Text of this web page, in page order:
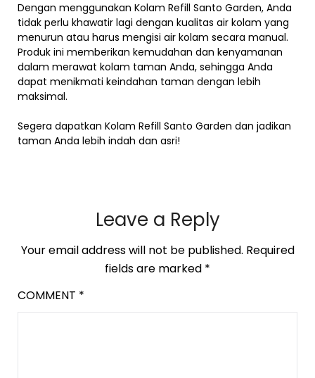
Dengan menggunakan Kolam Refill Santo Garden, Anda
tidak perlu khawatir lagi dengan kualitas air kolam yang
menurun atau harus mengisi air kolam secara manual.
Produk ini memberikan kemudahan dan kenyamanan
dalam merawat kolam taman Anda, sehingga Anda
dapat menikmati keindahan taman dengan lebih
maksimal.
Segera dapatkan Kolam Refill Santo Garden dan jadikan
taman Anda lebih indah dan asri!
Leave a Reply
Your email address will not be published. Required
fields are marked *
COMMENT *